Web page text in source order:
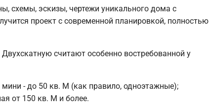
схемы, эскизы, чертежи уникального дома с
проект с современной планировкой, полностью
считают особенно востребованной у
- до 50 кв. М (как правило, одноэтажные);
от 150 кв. М и более.